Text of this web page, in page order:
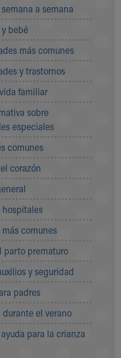
Safety
Visits
Public Safety
Kids
Blog
a semana
bebé
más comunes
y trastornos
familiar
sobre
especiales
comunes
corazón
hospitales
comunes
parto prematuro
y seguridad
padres
durante el verano
para la crianza